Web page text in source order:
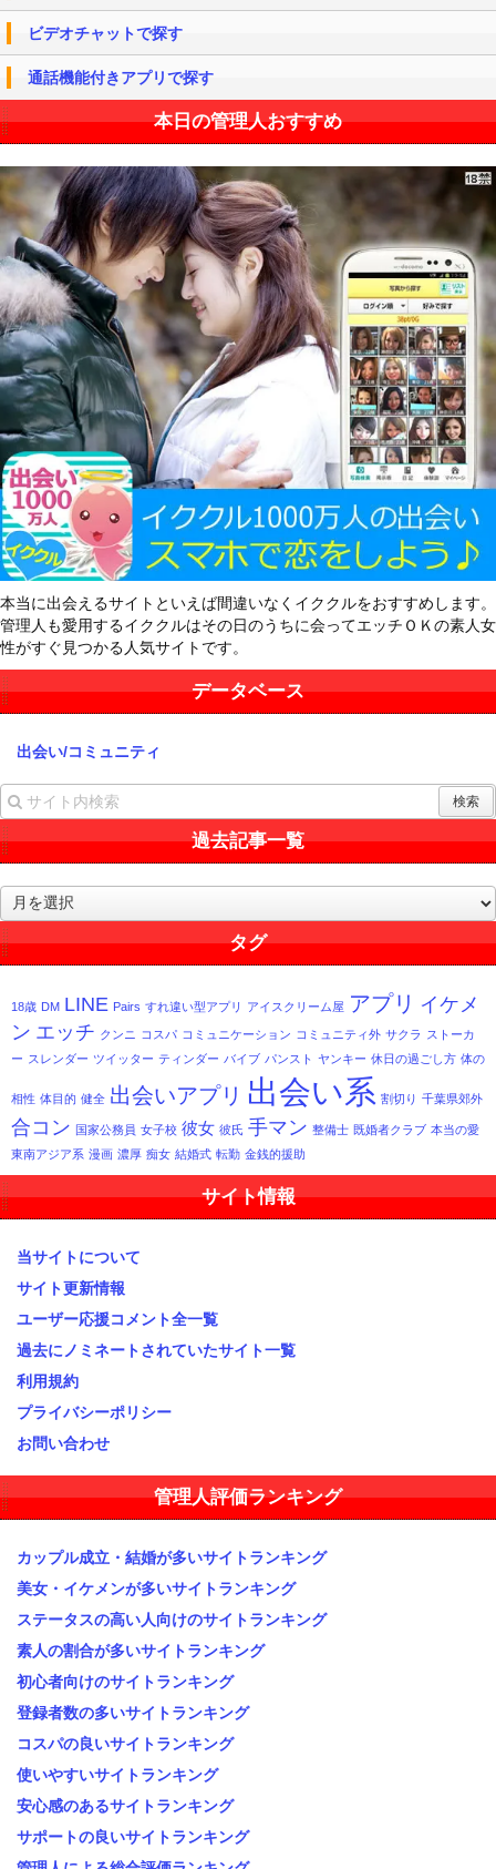
ビデオチャットで探す
通話機能付きアプリで探す
本日の管理人おすすめ
本当に出会えるサイトといえば間違いなくイククルをおすすめします。
管理人も愛用するイククルはその日のうちに会ってエッチＯＫの素人女
性がすぐ見つかる人気サイトです。
データベース
出会い/コミュニティ
過去記事一覧
去
記
事
覧
タグ
18歳 DM LINE Pairs すれ違い型アプリ アイスクリーム屋 アプリ イケメ
ン エッチ クンニ コスパ コミュニケーション コミュニティ外 サクラ ストーカ
ー スレンダー ツイッター ティンダー バイブ パンスト ヤンキー 休日の過ごし方 体の
相性 体目的 健全 出会いアプリ 出会い系 割切り 千葉県郊外
合コン 国家公務員 女子校 彼女 彼氏 手マン 整備士 既婚者クラブ 本当の愛
東南アジア系 漫画 濃厚 痴女 結婚式 転勤 金銭的援助
サイト情報
当サイトについて
サイト更新情報
ユーザー応援コメント全一覧
過去にノミネートされていたサイト一覧
利用規約
プライバシーポリシー
お問い合わせ
管理人評価ランキング
カップル成立・結婚が多いサイトランキング
美女・イケメンが多いサイトランキング
ステータスの高い人向けのサイトランキング
素人の割合が多いサイトランキング
初心者向けのサイトランキング
登録者数の多いサイトランキング
コスパの良いサイトランキング
使いやすいサイトランキング
安心感のあるサイトランキング
サポートの良いサイトランキング